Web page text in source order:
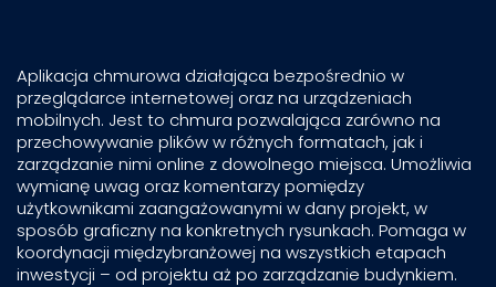
Aplikacja chmurowa działająca bezpośrednio w
przeglądarce internetowej oraz na urządzeniach
mobilnych. Jest to chmura pozwalająca zarówno na
przechowywanie plików w różnych formatach, jak i
zarządzanie nimi online z dowolnego miejsca. Umożliwia
wymianę uwag oraz komentarzy pomiędzy
użytkownikami zaangażowanymi w dany projekt, w
sposób graficzny na konkretnych rysunkach. Pomaga w
koordynacji międzybranżowej na wszystkich etapach
inwestycji – od projektu aż po zarządzanie budynkiem.